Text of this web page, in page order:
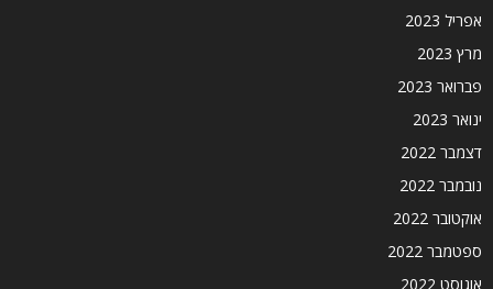
אפריל 2023
מרץ 2023
פברואר 2023
ינואר 2023
דצמבר 2022
נובמבר 2022
אוקטובר 2022
ספטמבר 2022
אוגוסט 2022